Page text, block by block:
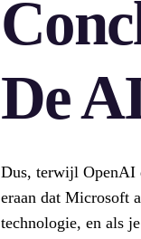
De
Dus, terwijl OpenAI
eraan dat Microsoft
technologie, en als